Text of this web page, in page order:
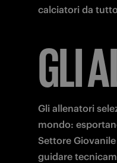
calciatori da
GLI
Gli allenatori
mondo:
Settore
guidare